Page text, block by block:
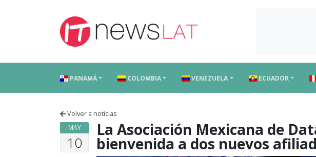
PANAMÁ COLOMBIA VENEZUELA ECUADOR
Volver a noticias
MAY
10
La Asociación Mexicana de
bienvenida a dos nuevos